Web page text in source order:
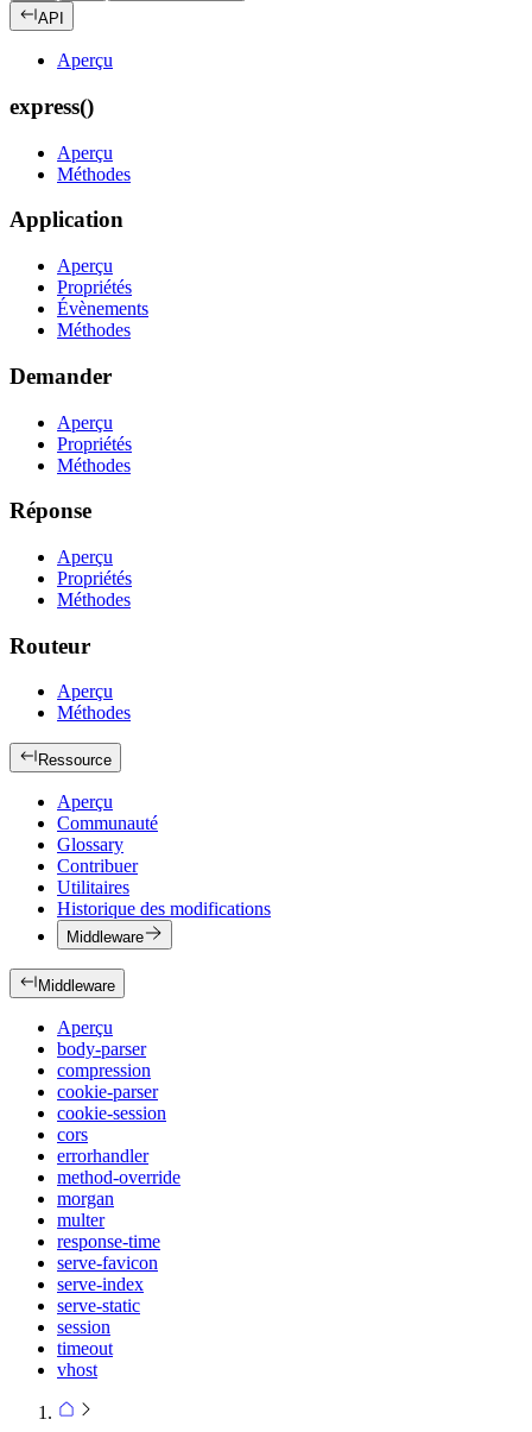
API
Aperçu
express()
Aperçu
Méthodes
Application
Aperçu
Propriétés
Évènements
Méthodes
Demander
Aperçu
Propriétés
Méthodes
Réponse
Aperçu
Propriétés
Méthodes
Routeur
Aperçu
Méthodes
Ressource
Aperçu
Communauté
Glossary
Contribuer
Utilitaires
Historique des modifications
Middleware
Middleware
Aperçu
body-parser
compression
cookie-parser
cookie-session
cors
errorhandler
method-override
morgan
multer
response-time
serve-favicon
serve-index
serve-static
session
timeout
vhost